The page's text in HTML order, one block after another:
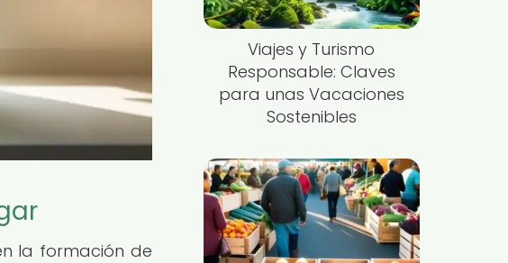
la formación de
Viajes y Turismo
Responsable: Claves
para unas Vacaciones
Sostenibles